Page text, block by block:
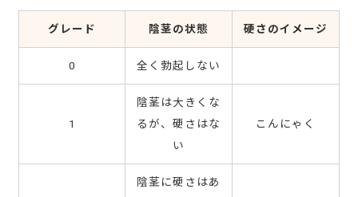
グレード 陰茎の状態 硬さのイメージ
0 全く勃起しない
1
陰茎は大きくな
るが、硬さはな
い
こんにゃく
陰茎に硬さはあ